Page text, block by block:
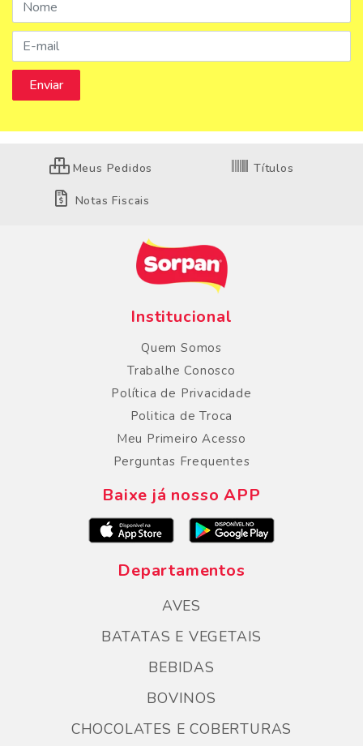
Meus Pedidos Títulos
Notas Fiscais
Institucional
Quem Somos
Trabalhe Conosco
Política de Privacidade
Politica de Troca
Meu Primeiro Acesso
Perguntas Frequentes
Baixe já nosso APP
Departamentos
AVES
BATATAS E VEGETAIS
BEBIDAS
BOVINOS
CHOCOLATES E COBERTURAS